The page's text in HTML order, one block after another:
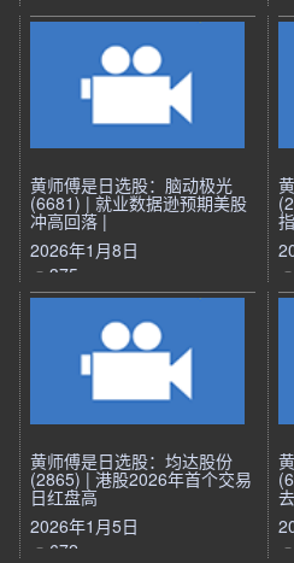
黄师傅是日选股：脑动极光
(6681) | 就业数据逊预期美股
冲高回落 |
2026年1月8日
375
黄师傅是日选股：均达股份
(2865) | 港股2026年首个交易
日红盘高
2026年1月5日
672